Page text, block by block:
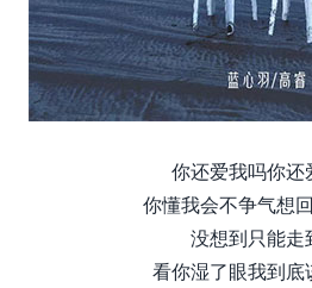
你还爱我吗你还
你懂我会不争气想
没想到只能走
看你湿了眼我到底